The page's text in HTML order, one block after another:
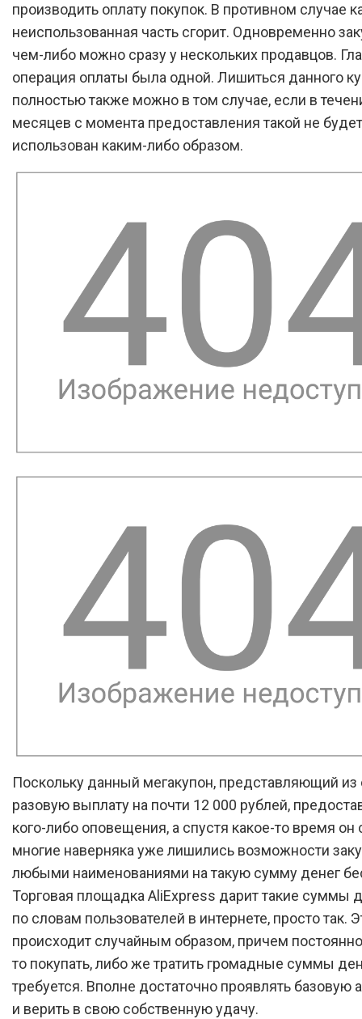
производить оплату покупок. В противном случае
неиспользованная часть сгорит. Одновременно
чем-либо можно сразу у нескольких продавцов.
операция оплаты была одной. Лишиться данного
полностью также можно в том случае, если в
месяцев с момента предоставления такой не будет
использован каким-либо образом.
Поскольку данный мегакупон, представляющий из
разовую выплату на почти 12 000 рублей,
кого-либо оповещения, а спустя какое-то время он
многие наверняка уже лишились возможности
любыми наименованиями на такую сумму денег
Торговая площадка AliExpress дарит такие суммы
по словам пользователей в интернете, просто так.
происходит случайным образом, причем
то покупать, либо же тратить громадные суммы
требуется. Вполне достаточно проявлять базовую
и верить в свою собственную удачу.